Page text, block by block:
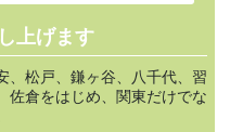
上げます
、松戸、鎌ヶ谷、八千代、習
佐倉をはじめ、関東だけでな